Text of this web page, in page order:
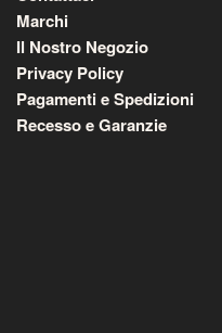
Marchi
Il Nostro Negozio
Privacy Policy
Pagamenti e Spedizioni
Recesso e Garanzie